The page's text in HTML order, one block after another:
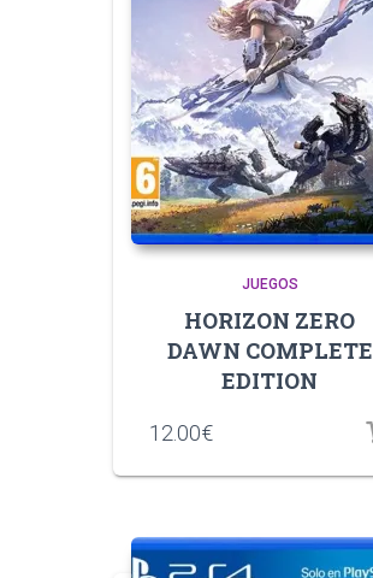
JUEGOS
HORIZON ZERO
DAWN COMPLETE
EDITION
12.00€